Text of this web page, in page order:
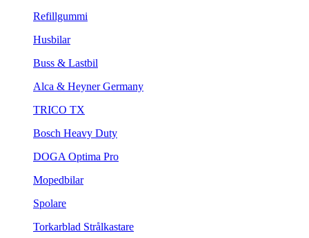
Refillgummi
Husbilar
Buss & Lastbil
Alca & Heyner Germany
TRICO TX
Bosch Heavy Duty
DOGA Optima Pro
Mopedbilar
Spolare
Torkarblad Strålkastare